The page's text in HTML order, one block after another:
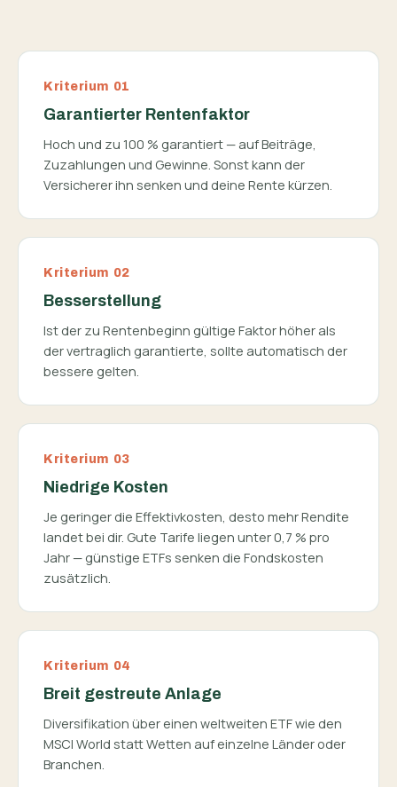
Kriterium 01
Garantierter Rentenfaktor
Hoch und zu 100 % garantiert — auf Beiträge,
Zuzahlungen und Gewinne. Sonst kann der
Versicherer ihn senken und deine Rente kürzen.
Kriterium 02
Besserstellung
Ist der zu Rentenbeginn gültige Faktor höher als
der vertraglich garantierte, sollte automatisch der
bessere gelten.
Kriterium 03
Niedrige Kosten
Je geringer die Effektivkosten, desto mehr Rendite
landet bei dir. Gute Tarife liegen unter 0,7 % pro
Jahr — günstige ETFs senken die Fondskosten
zusätzlich.
Kriterium 04
Breit gestreute Anlage
Diversifikation über einen weltweiten ETF wie den
MSCI World statt Wetten auf einzelne Länder oder
Branchen.